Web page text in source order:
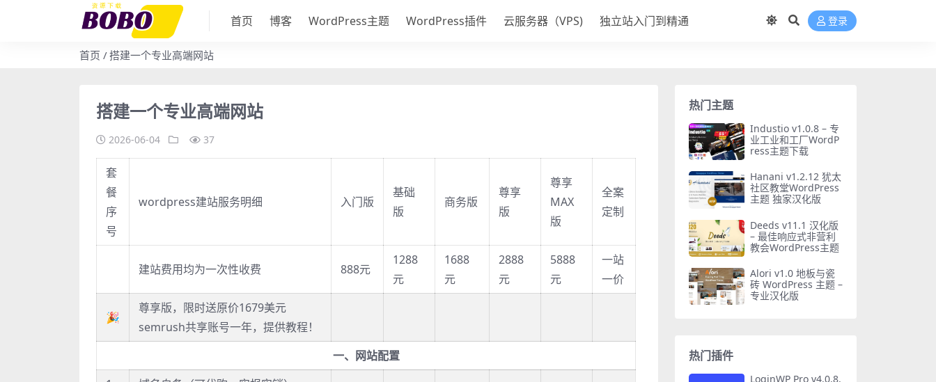
首页 博客 WordPress主题 WordPress插件 云服务器（VPS) 独立站入门到精通 登录
首页 搭建一个专业高端网站
搭建一个专业高端网站
2026-06-04 37
套
餐
序
号
wordpress建站服务明细 入门版
基础
版
商务版
尊享
版
尊享
MAX
版
全案
定制
建站费用均为一次性收费 888元
1288
元
1688
元
2888
元
5888
元
一站
一价
🎉
尊享版，限时送原价1679美元
semrush共享账号一年，提供教程！
一、网站配置
热门主题
Industio v1.0.8 – 专
业工业和工厂WordP
ress主题下载
Hanani v1.2.12 犹太
社区教堂WordPress
主题 独家汉化版
Deeds v11.1 汉化版
– 最佳响应式非营利
教会WordPress主题
Alori v1.0 地板与瓷
砖 WordPress 主题 –
专业汉化版
热门插件
LoginWP Pro v4.0.8.